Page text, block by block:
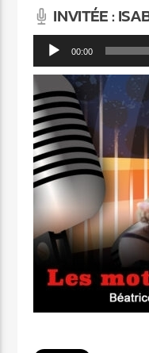
INVITÉE :
Lecteur
audio
00:00